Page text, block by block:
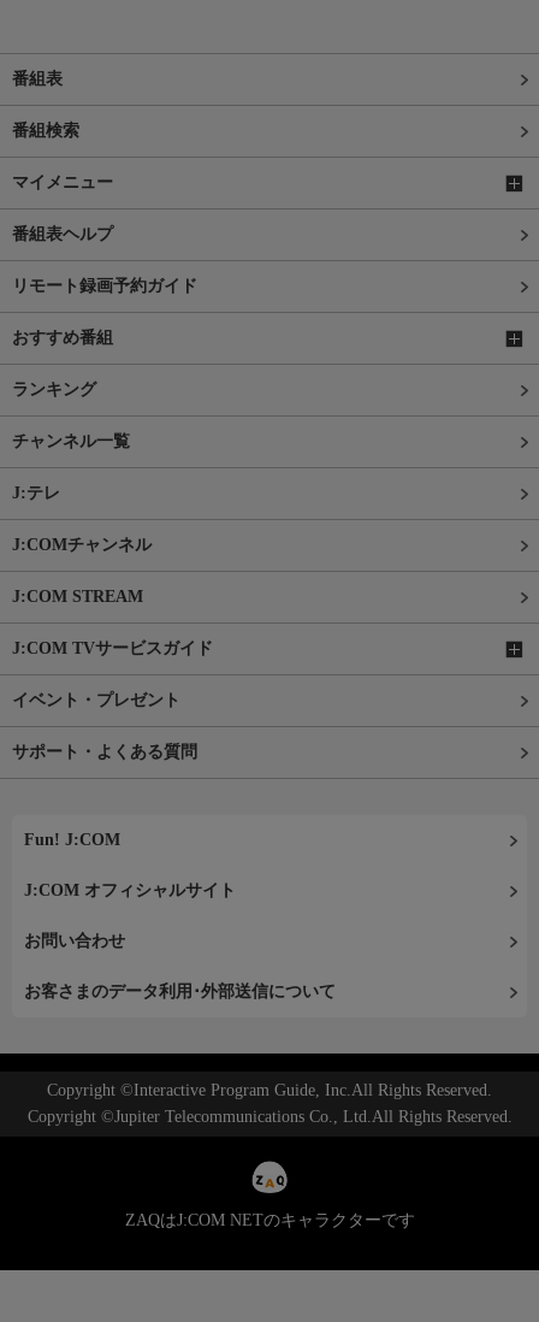
番組表
番組検索
マイメニュー
番組表ヘルプ
リモート録画予約ガイド
おすすめ番組
ランキング
チャンネル一覧
J:テレ
J:COMチャンネル
J:COM STREAM
J:COM TVサービスガイド
イベント・プレゼント
サポート・よくある質問
Fun! J:COM
J:COM オフィシャルサイト
お問い合わせ
お客さまのデータ利用･外部送信について
Copyright ©Interactive Program Guide, Inc.All Rights Reserved.
Copyright ©Jupiter Telecommunications Co., Ltd.All Rights Reserved.
ZAQはJ:COM NETのキャラクターです